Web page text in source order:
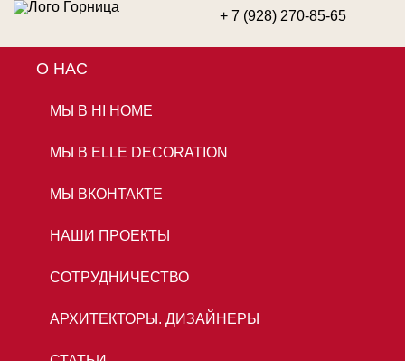
+ 7 (928) 270-85-65
О НАС
МЫ В HI HOME
МЫ В ELLE DECORATION
МЫ ВКОНТАКТЕ
НАШИ ПРОЕКТЫ
СОТРУДНИЧЕСТВО
АРХИТЕКТОРЫ. ДИЗАЙНЕРЫ